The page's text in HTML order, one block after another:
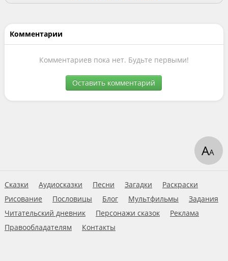
Комментарии
Комментариев пока нет. Будьте первыми!
Оставить комментарий
Сказки Аудиосказки Песни Загадки
Раскраски
Рисование
Пословицы Блог Мультфильмы
Задания
Читательский дневник
Персонажи сказок
Реклама
Правообладателям
Контакты
АА